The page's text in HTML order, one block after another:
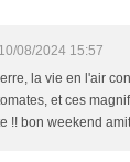
10/08/2024 15:57
la vie en l'air
et ces
!! bon weekend